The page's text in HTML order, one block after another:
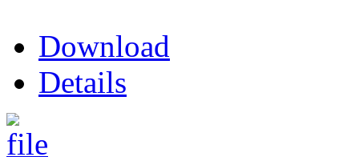
Download
Details